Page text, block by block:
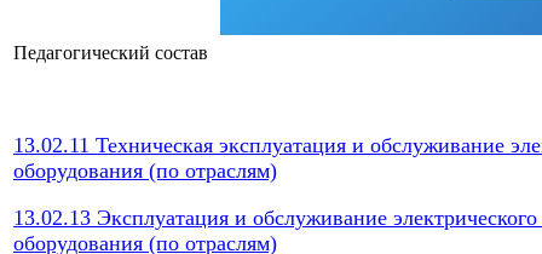
Педагогический состав
13.02.11 Техническая эксплуатация и обслуживание
оборудования (по отраслям)
13.02.13 Эксплуатация и обслуживание
оборудования (по отраслям)